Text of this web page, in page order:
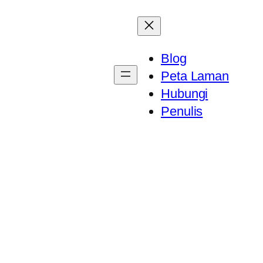
Blog
Peta Laman
Hubungi
Penulis